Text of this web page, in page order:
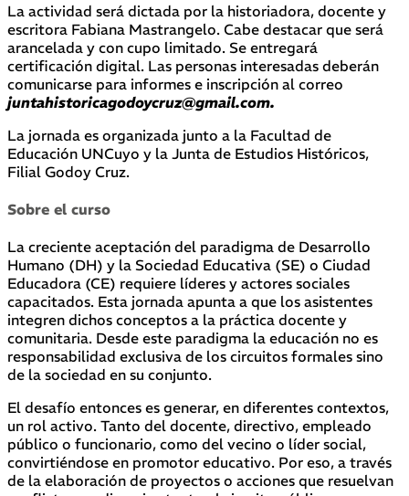
La actividad será dictada por la historiadora, docente y
escritora Fabiana Mastrangelo. Cabe destacar que será
arancelada y con cupo limitado. Se entregará
certificación digital. Las personas interesadas deberán
comunicarse para informes e inscripción al correo
juntahistoricagodoycruz@gmail.com.
La jornada es organizada junto a la Facultad de
Educación UNCuyo y la Junta de Estudios Históricos,
Filial Godoy Cruz.
Sobre el curso
La creciente aceptación del paradigma de Desarrollo
Humano (DH) y la Sociedad Educativa (SE) o Ciudad
Educadora (CE) requiere líderes y actores sociales
capacitados. Esta jornada apunta a que los asistentes
integren dichos conceptos a la práctica docente y
comunitaria. Desde este paradigma la educación no es
responsabilidad exclusiva de los circuitos formales sino
de la sociedad en su conjunto.
El desafío entonces es generar, en diferentes contextos,
un rol activo. Tanto del docente, directivo, empleado
público o funcionario, como del vecino o líder social,
convirtiéndose en promotor educativo. Por eso, a través
de la elaboración de proyectos o acciones que resuelvan